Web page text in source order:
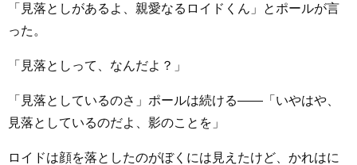
「見落としがあるよ、親愛なるロイドくん」とポールが言
った。
「見落としって、なんだよ？」
「見落としているのさ」ポールは続ける――「いやはや、
見落としているのだよ、影のことを」
ロイドは顔を落としたのがぼくには見えたけど、かれはに